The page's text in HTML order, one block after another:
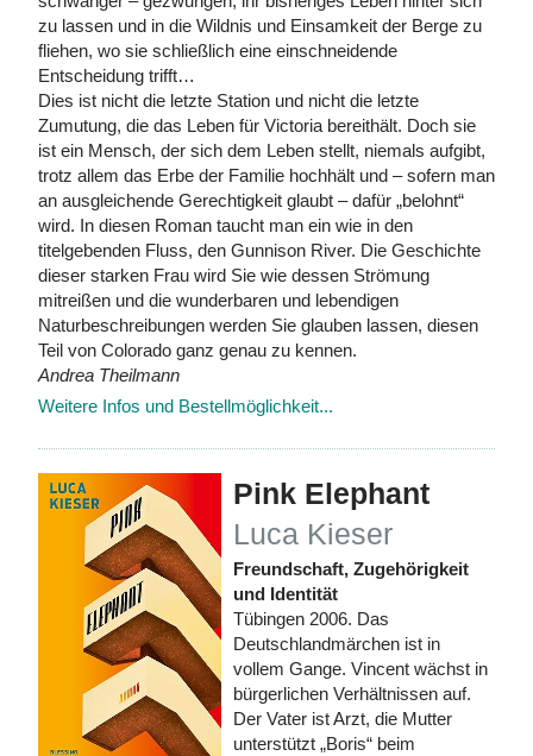
zu lassen und in die Wildnis und Einsamkeit der Berge zu
fliehen, wo sie schließlich eine einschneidende
Entscheidung trifft…
Dies ist nicht die letzte Station und nicht die letzte
Zumutung, die das Leben für Victoria bereithält. Doch sie
ist ein Mensch, der sich dem Leben stellt, niemals aufgibt,
trotz allem das Erbe der Familie hochhält und – sofern man
an ausgleichende Gerechtigkeit glaubt – dafür „belohnt“
wird. In diesen Roman taucht man ein wie in den
titelgebenden Fluss, den Gunnison River. Die Geschichte
dieser starken Frau wird Sie wie dessen Strömung
mitreißen und die wunderbaren und lebendigen
Naturbeschreibungen werden Sie glauben lassen, diesen
Teil von Colorado ganz genau zu kennen.
Andrea Theilmann
Weitere Infos und Bestellmöglichkeit...
Pink Elephant
Luca Kieser
Freundschaft, Zugehörigkeit
und Identität
Tübingen 2006. Das
Deutschlandmärchen ist in
vollem Gange. Vincent wächst in
bürgerlichen Verhältnissen auf.
Der Vater ist Arzt, die Mutter
unterstützt „Boris“ beim